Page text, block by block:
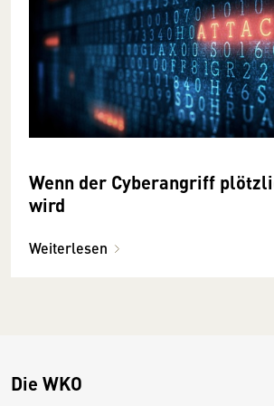
Wenn der Cyberangriff
wird
Weiterlesen
Die WKO